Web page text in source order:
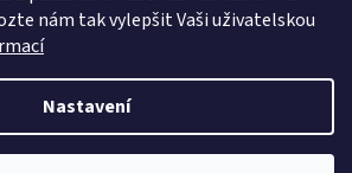
nám tak vylepšit Vaši uživatelskou
Nastavení
Vytvořil Shoptet